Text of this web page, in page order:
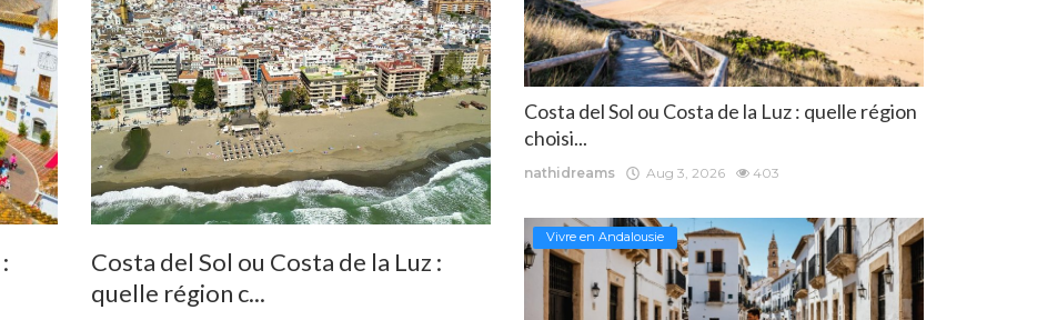
Costa del Sol ou Costa de la Luz :
quelle région c...
Costa del Sol ou Costa de la Luz : quelle région
choisi...
nathidreams Aug 3, 2026 403
Vivre en Andalousie